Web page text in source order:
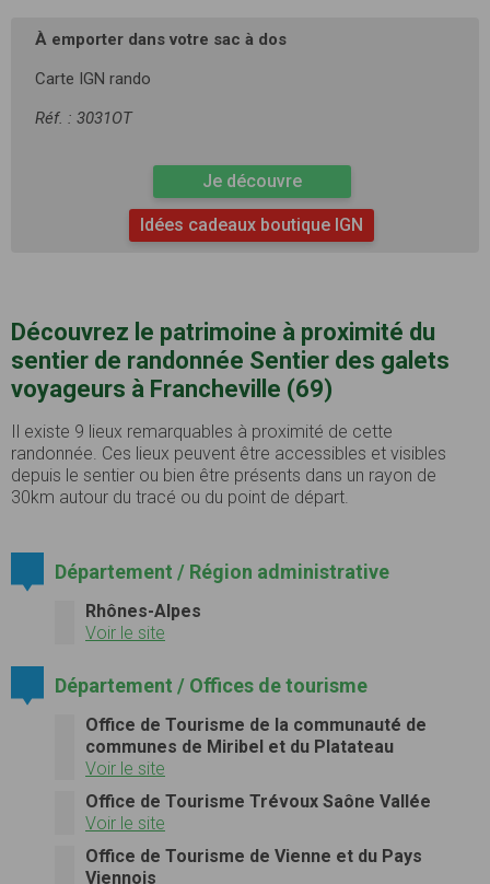
À emporter dans votre sac à dos
Carte IGN rando
Réf. : 3031OT
Je découvre
Idées cadeaux boutique IGN
Découvrez le patrimoine à proximité du
sentier de randonnée Sentier des galets
voyageurs à Francheville (69)
Il existe 9 lieux remarquables à proximité de cette
randonnée. Ces lieux peuvent être accessibles et visibles
depuis le sentier ou bien être présents dans un rayon de
30km autour du tracé ou du point de départ.
Département / Région administrative
Rhônes-Alpes
Voir le site
Département / Offices de tourisme
Office de Tourisme de la communauté de
communes de Miribel et du Platateau
Voir le site
Office de Tourisme Trévoux Saône Vallée
Voir le site
Office de Tourisme de Vienne et du Pays
Viennois